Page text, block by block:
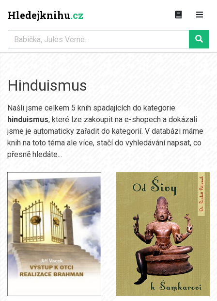
Hledejknihu.cz
Hinduismus
Našli jsme celkem 5 knih spadajících do kategorie
hinduismus, které lze zakoupit na e-shopech a dokázali
jsme je automaticky zařadit do kategorií. V databázi máme
knih na toto téma ale více, stačí do vyhledávání napsat, co
přesně hledáte...